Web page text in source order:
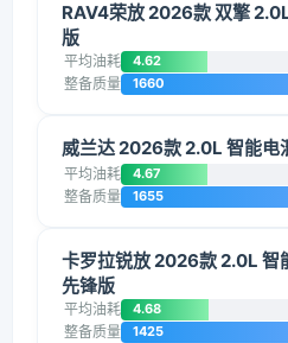
RAV4荣放 2026款 双擎
版
平均油耗 4.62
整备质量 1660
威兰达 2026款 2.0L 智能电
平均油耗 4.67
整备质量 1655
卡罗拉锐放 2026款 2.0L 智
先锋版
平均油耗 4.68
整备质量 1425